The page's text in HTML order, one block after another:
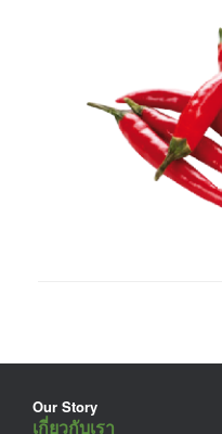
Our Story
เกี่ยวกับเรา